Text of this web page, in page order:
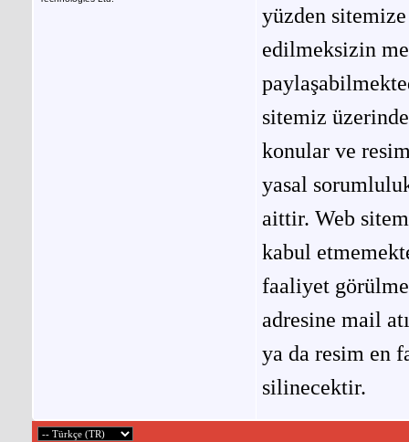
yüzden
edilmeksizin
sitemiz
konular ve
yasal
aittir. Web
kabul
faaliyet
adresine mail
ya da resim en
silinecektir.